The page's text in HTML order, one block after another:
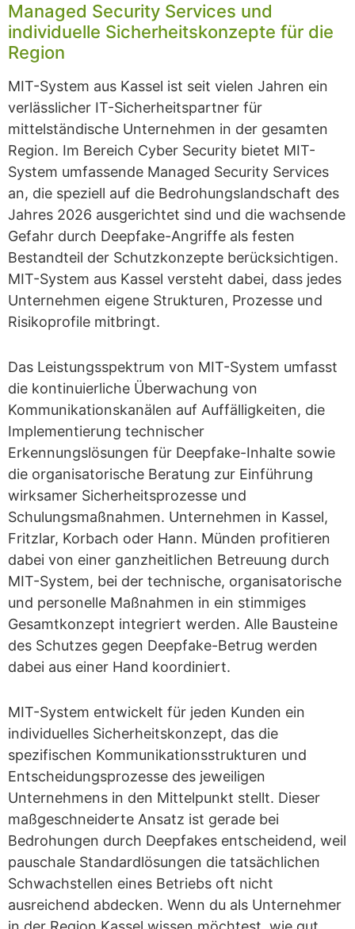
Managed Security Services und
individuelle Sicherheitskonzepte für die
Region
MIT-System aus Kassel ist seit vielen Jahren ein
verlässlicher IT-Sicherheitspartner für
mittelständische Unternehmen in der gesamten
Region. Im Bereich Cyber Security bietet MIT-
System umfassende Managed Security Services
an, die speziell auf die Bedrohungslandschaft des
Jahres 2026 ausgerichtet sind und die wachsende
Gefahr durch Deepfake-Angriffe als festen
Bestandteil der Schutzkonzepte berücksichtigen.
MIT-System aus Kassel versteht dabei, dass jedes
Unternehmen eigene Strukturen, Prozesse und
Risikoprofile mitbringt.
Das Leistungsspektrum von MIT-System umfasst
die kontinuierliche Überwachung von
Kommunikationskanälen auf Auffälligkeiten, die
Implementierung technischer
Erkennungslösungen für Deepfake-Inhalte sowie
die organisatorische Beratung zur Einführung
wirksamer Sicherheitsprozesse und
Schulungsmaßnahmen. Unternehmen in Kassel,
Fritzlar, Korbach oder Hann. Münden profitieren
dabei von einer ganzheitlichen Betreuung durch
MIT-System, bei der technische, organisatorische
und personelle Maßnahmen in ein stimmiges
Gesamtkonzept integriert werden. Alle Bausteine
des Schutzes gegen Deepfake-Betrug werden
dabei aus einer Hand koordiniert.
MIT-System entwickelt für jeden Kunden ein
individuelles Sicherheitskonzept, das die
spezifischen Kommunikationsstrukturen und
Entscheidungsprozesse des jeweiligen
Unternehmens in den Mittelpunkt stellt. Dieser
maßgeschneiderte Ansatz ist gerade bei
Bedrohungen durch Deepfakes entscheidend, weil
pauschale Standardlösungen die tatsächlichen
Schwachstellen eines Betriebs oft nicht
ausreichend abdecken. Wenn du als Unternehmer